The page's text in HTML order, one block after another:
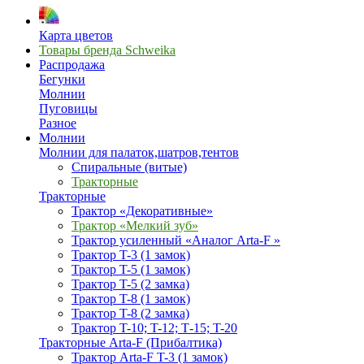
Карта цветов
Товары бренда Schweika
Распродажа
Бегунки
Молнии
Пуговицы
Разное
Молнии
Молнии для палаток,шатров,тентов
Спиральные (витые)
Тракторные
Тракторные
Трактор «Декоративные»
Трактор «Мелкий зуб»
Трактор усиленный «Аналог Arta-F »
Трактор T-3 (1 замок)
Трактор T-5 (1 замок)
Трактор T-5 (2 замка)
Трактор T-8 (1 замок)
Трактор T-8 (2 замка)
Трактор T-10; T-12; Т-15; T-20
Тракторные Arta-F (Прибалтика)
Трактор Arta-F T-3 (1 замок)